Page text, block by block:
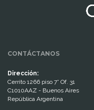
CONTÁCTANOS
Dirección:
Cerrito 1266 piso 7° Of. 31
C1010AAZ - Buenos Aires
República Argentina